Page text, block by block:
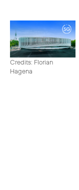
Credits: Florian
Hagena